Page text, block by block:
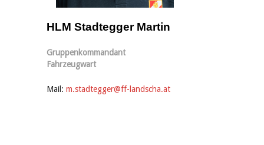
HLM Stadtegger Martin
Gruppenkommandant
Fahrzeugwart
Mail: m.stadtegger@ff-landscha.at